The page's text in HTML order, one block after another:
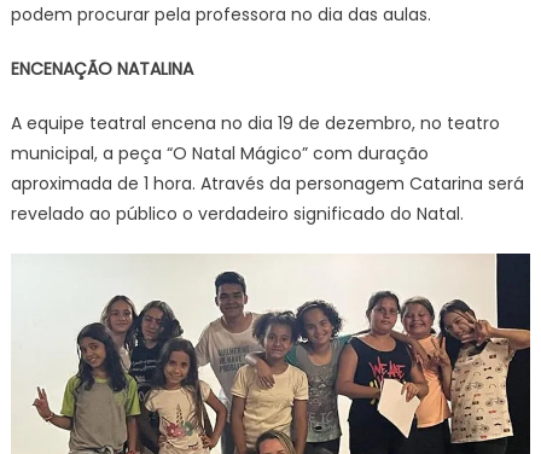
podem procurar pela professora no dia das aulas.
ENCENAÇÃO NATALINA
A equipe teatral encena no dia 19 de dezembro, no teatro
municipal, a peça “O Natal Mágico” com duração
aproximada de 1 hora. Através da personagem Catarina será
revelado ao público o verdadeiro significado do Natal.